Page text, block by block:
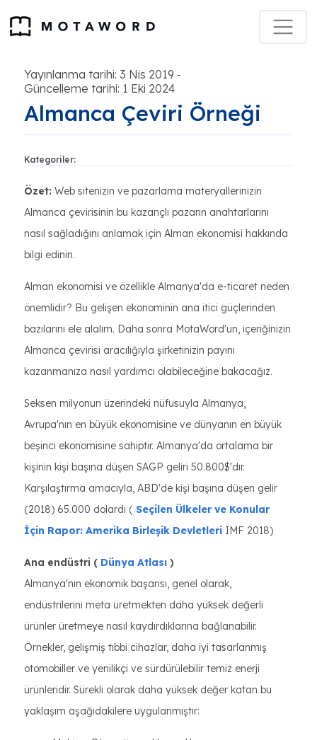
Yayınlanma tarihi: 3 Nis 2019 -
Güncelleme tarihi: 1 Eki 2024
Almanca Çeviri Örneği
Kategoriler:
Özet: Web sitenizin ve pazarlama materyallerinizin
Almanca çevirisinin bu kazançlı pazarın anahtarlarını
nasıl sağladığını anlamak için Alman ekonomisi hakkında
bilgi edinin.
Alman ekonomisi ve özellikle Almanya'da e-ticaret neden
önemlidir? Bu gelişen ekonominin ana itici güçlerinden
bazılarını ele alalım. Daha sonra MotaWord'un, içeriğinizin
Almanca çevirisi aracılığıyla şirketinizin payını
kazanmanıza nasıl yardımcı olabileceğine bakacağız.
Seksen milyonun üzerindeki nüfusuyla Almanya,
Avrupa'nın en büyük ekonomisine ve dünyanın en büyük
beşinci ekonomisine sahiptir. Almanya'da ortalama bir
kişinin kişi başına düşen SAGP geliri 50.800$'dır.
Karşılaştırma amacıyla, ABD'de kişi başına düşen gelir
(2018) 65.000 dolardı ( Seçilen Ülkeler ve Konular
İçin Rapor: Amerika Birleşik Devletleri IMF 2018)
Ana endüstri ( Dünya Atlası )
Almanya'nın ekonomik başarısı, genel olarak,
endüstrilerini meta üretmekten daha yüksek değerli
ürünler üretmeye nasıl kaydırdıklarına bağlanabilir.
Örnekler, gelişmiş tıbbi cihazlar, daha iyi tasarlanmış
otomobiller ve yenilikçi ve sürdürülebilir temiz enerji
ürünleridir. Sürekli olarak daha yüksek değer katan bu
yaklaşım aşağıdakilere uygulanmıştır: